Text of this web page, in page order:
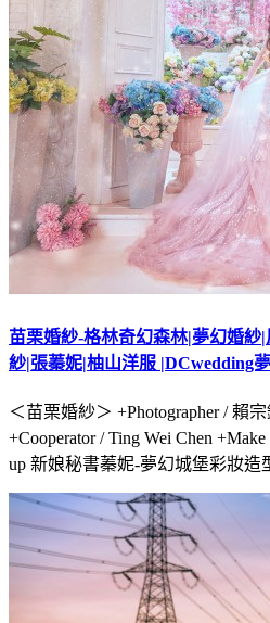
苗栗婚紗-格林奇幻森林|夢幻婚紗
紗|張蓁妮|柚山洋服 |DCwedding
＜苗栗婚紗＞ +Photographer / 賴宗
+Cooperator / Ting Wei Chen
up 新娘秘書蓁妮-夢幻城堡彩妝